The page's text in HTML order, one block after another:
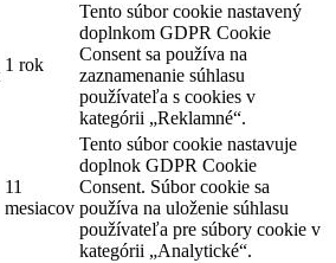
1 rok
Tento súbor cookie nastavený
doplnkom GDPR Cookie
Consent sa používa na
zaznamenanie súhlasu
používateľa s cookies v
kategórii „Reklamné“.
11
mesiacov
Tento súbor cookie nastavuje
doplnok GDPR Cookie
Consent. Súbor cookie sa
používa na uloženie súhlasu
používateľa pre súbory cookie v
kategórii „Analytické“.